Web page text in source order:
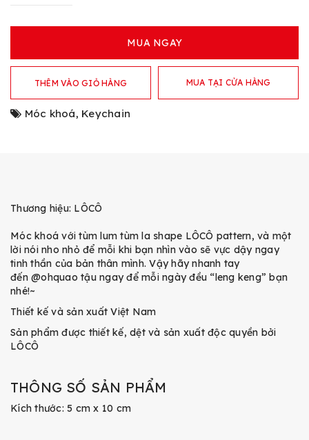
MUA NGAY
THÊM VÀO GIỎ HÀNG MUA TẠI CỬA HÀNG
Móc khoá, Keychain
Thương hiệu: LÔCÔ
Móc khoá với tùm lum tùm la shape LÔCÔ pattern, và một
lời nói nho nhỏ để mỗi khi bạn nhìn vào sẽ vực dậy ngay
tinh thần của bản thân mình. Vậy hãy nhanh tay
đến @ohquao tậu ngay để mỗi ngày đều “leng keng” bạn
nhé!~
Thiết kế và sản xuất Việt Nam
Sản phẩm được thiết kế, dệt và sản xuất độc quyền bởi
LÔCÔ
THÔNG SỐ SẢN PHẨM
Kích thước: 5 cm x 10 cm